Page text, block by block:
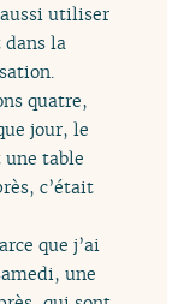
utiliser
dans la
quatre,
jour, le
une table
c’était
que j’ai
une